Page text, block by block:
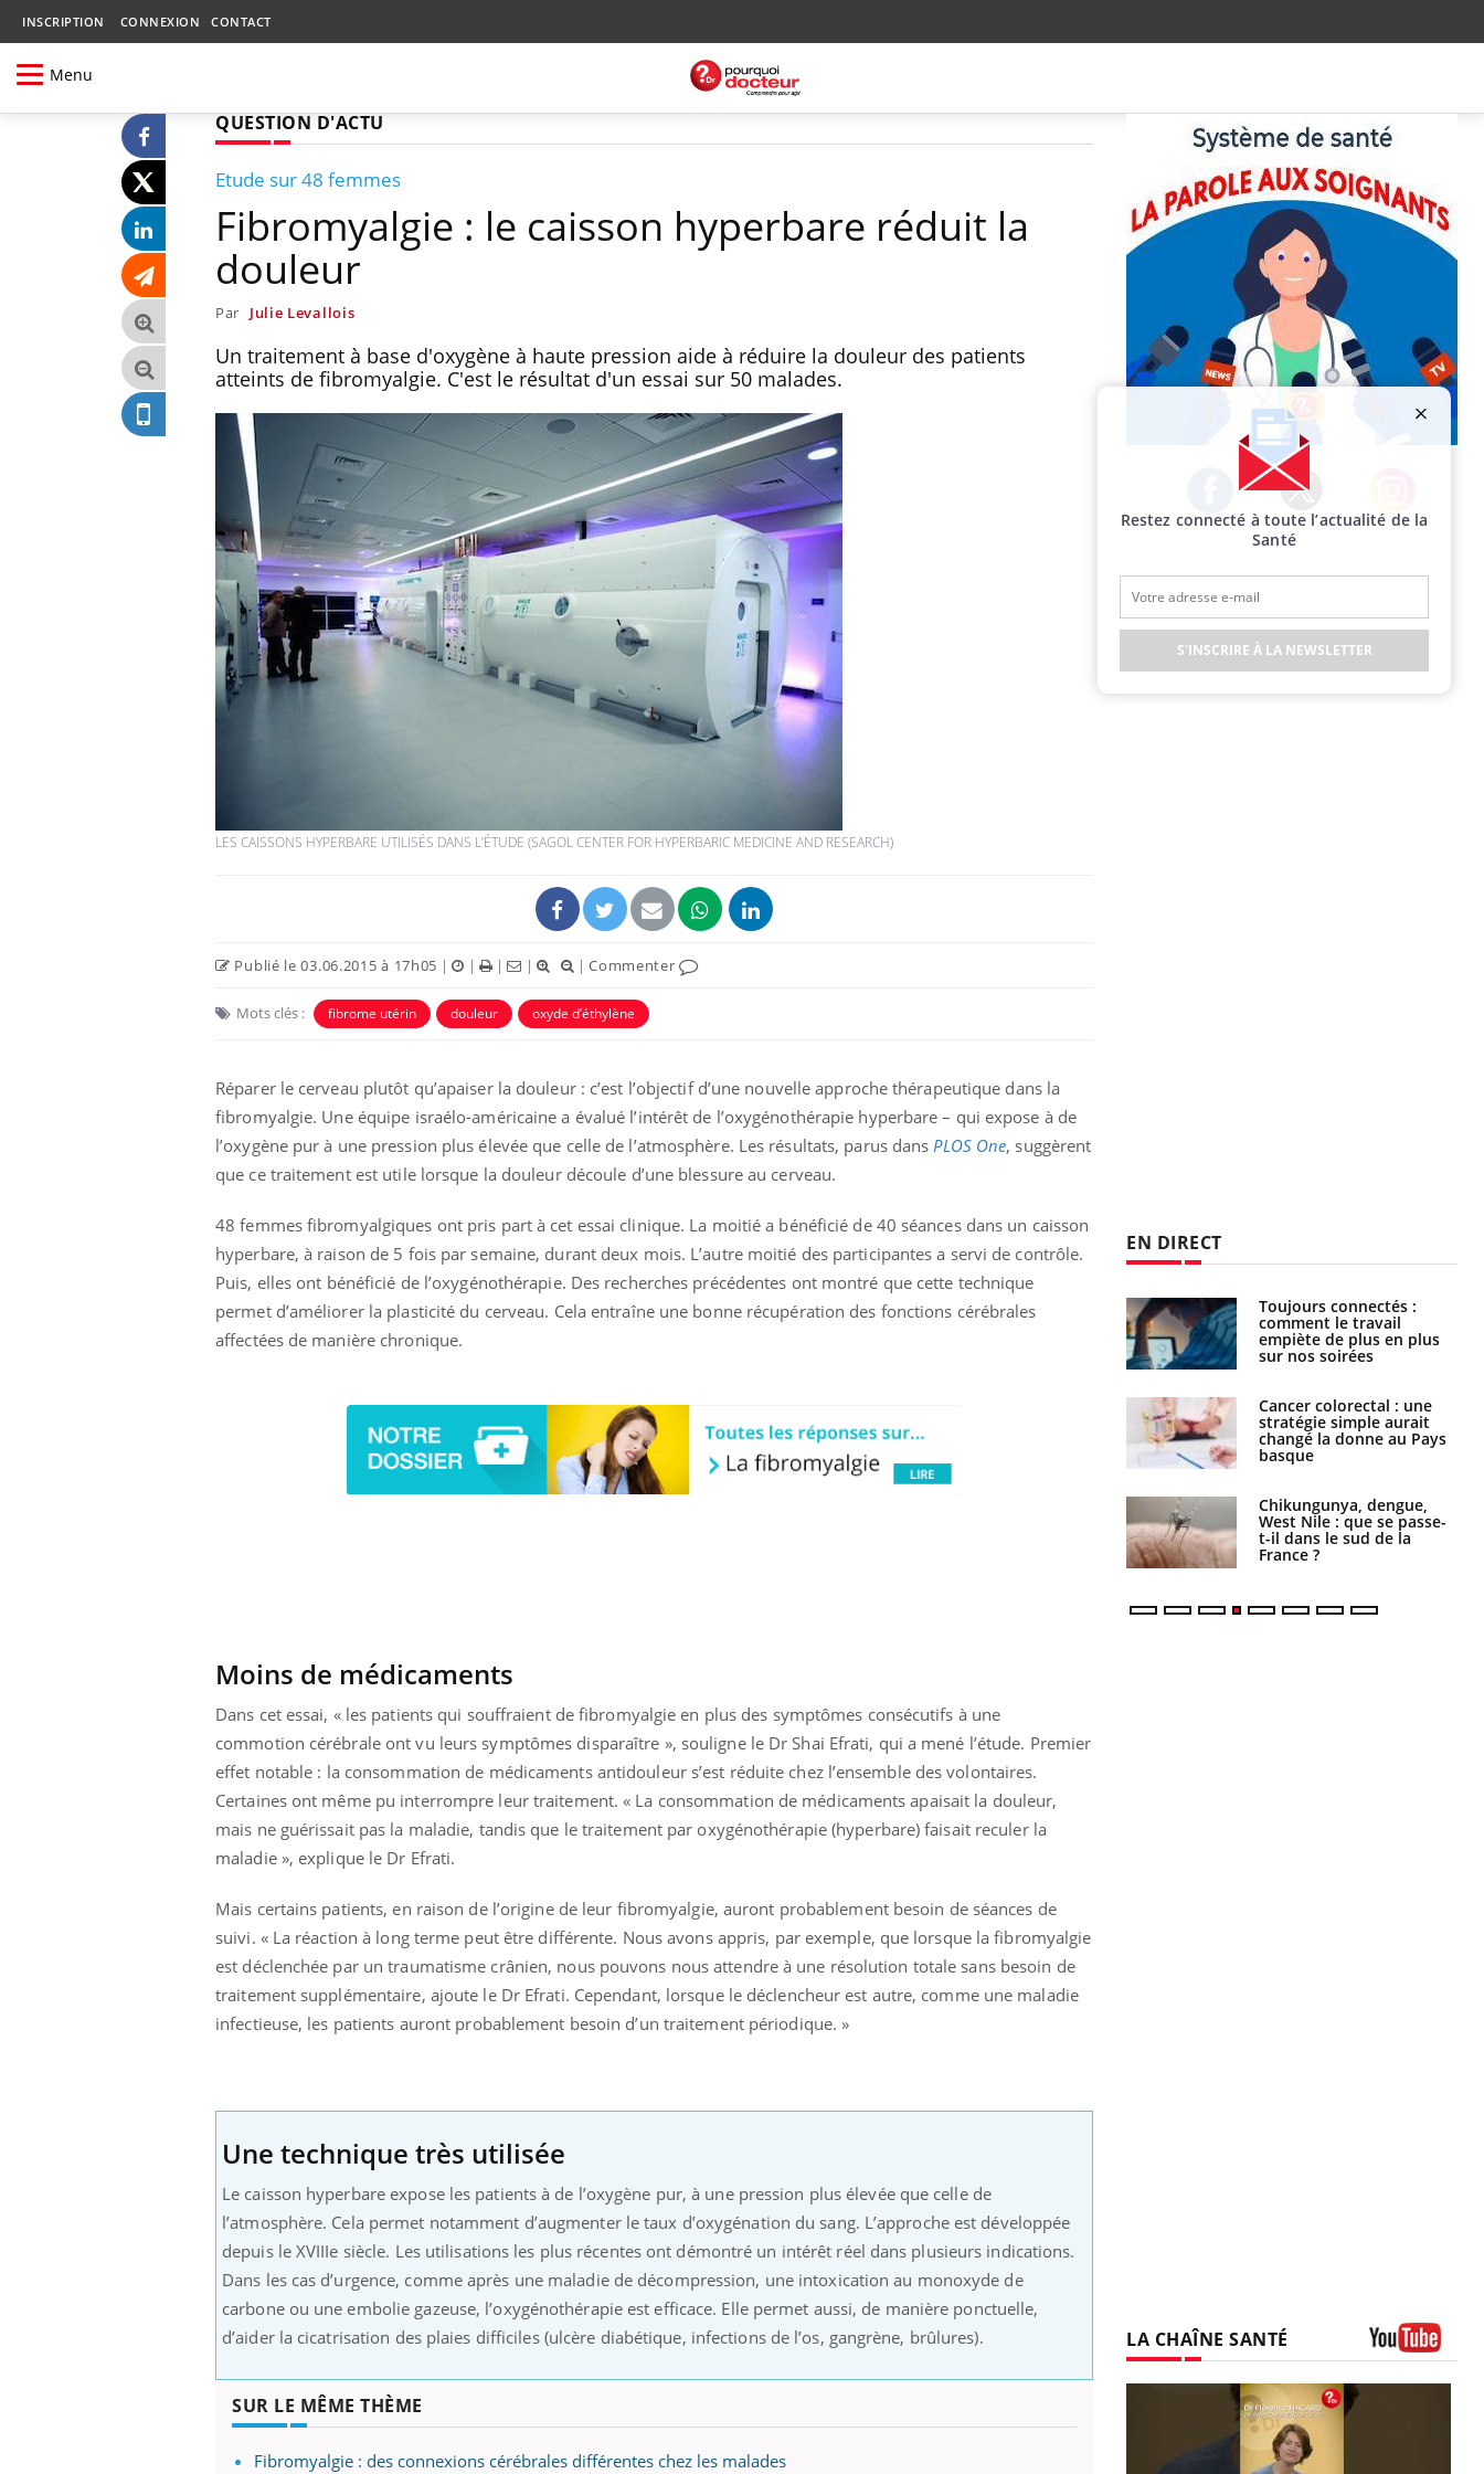
INSCRIPTION CONNEXION CONTACT
Menu
QUESTION D'ACTU
Etude sur 48 femmes
Fibromyalgie : le caisson hyperbare réduit la
douleur
Par Julie Levallois
Un traitement à base d'oxygène à haute pression aide à réduire la douleur des patients
atteints de fibromyalgie. C'est le résultat d'un essai sur 50 malades.
LES CAISSONS HYPERBARE UTILISÉS DANS L’ÉTUDE (SAGOL CENTER FOR HYPERBARIC MEDICINE AND RESEARCH)
Publié le 03.06.2015 à 17h05 | | | | |Commenter
Mots clés : fibrome utérin douleur oxyde d’éthylène
Réparer le cerveau plutôt qu’apaiser la douleur : c’est l’objectif d’une nouvelle approche thérapeutique dans la
fibromyalgie. Une équipe israélo-américaine a évalué l’intérêt de l’oxygénothérapie hyperbare – qui expose à de
l’oxygène pur à une pression plus élevée que celle de l’atmosphère. Les résultats, parus dans PLOS One, suggèrent
que ce traitement est utile lorsque la douleur découle d’une blessure au cerveau.
48 femmes fibromyalgiques ont pris part à cet essai clinique. La moitié a bénéficié de 40 séances dans un caisson
hyperbare, à raison de 5 fois par semaine, durant deux mois. L’autre moitié des participantes a servi de contrôle.
Puis, elles ont bénéficié de l’oxygénothérapie. Des recherches précédentes ont montré que cette technique
permet d’améliorer la plasticité du cerveau. Cela entraîne une bonne récupération des fonctions cérébrales
affectées de manière chronique.
Moins de médicaments
Dans cet essai, « les patients qui souffraient de fibromyalgie en plus des symptômes consécutifs à une
commotion cérébrale ont vu leurs symptômes disparaître », souligne le Dr Shai Efrati, qui a mené l’étude. Premier
effet notable : la consommation de médicaments antidouleur s’est réduite chez l’ensemble des volontaires.
Certaines ont même pu interrompre leur traitement. « La consommation de médicaments apaisait la douleur,
mais ne guérissait pas la maladie, tandis que le traitement par oxygénothérapie (hyperbare) faisait reculer la
maladie », explique le Dr Efrati.
Mais certains patients, en raison de l’origine de leur fibromyalgie, auront probablement besoin de séances de
suivi. « La réaction à long terme peut être différente. Nous avons appris, par exemple, que lorsque la fibromyalgie
est déclenchée par un traumatisme crânien, nous pouvons nous attendre à une résolution totale sans besoin de
traitement supplémentaire, ajoute le Dr Efrati. Cependant, lorsque le déclencheur est autre, comme une maladie
infectieuse, les patients auront probablement besoin d’un traitement périodique. »
Une technique très utilisée
Le caisson hyperbare expose les patients à de l’oxygène pur, à une pression plus élevée que celle de
l’atmosphère. Cela permet notamment d’augmenter le taux d’oxygénation du sang. L’approche est développée
depuis le XVIIIe siècle. Les utilisations les plus récentes ont démontré un intérêt réel dans plusieurs indications.
Dans les cas d’urgence, comme après une maladie de décompression, une intoxication au monoxyde de
carbone ou une embolie gazeuse, l’oxygénothérapie est efficace. Elle permet aussi, de manière ponctuelle,
d’aider la cicatrisation des plaies difficiles (ulcère diabétique, infections de l’os, gangrène, brûlures).
SUR LE MÊME THÈME
Fibromyalgie : des connexions cérébrales différentes chez les malades
Facebook Twitter Instagram
EN DIRECT
Les troubles du sommeil
modifient votre cerveau !
Mon enfant est-il trop
sensible ou simplement
très empathique ?
Syndrome métabolique :
quels sont les meilleurs
Comment éviter une otite
pendant les vacances ?
Mortalité infantile : un
rapport s’interroge sur
Toujours connectés :
comment le travail
empiète de plus en plus
sur nos soirées
Cancer colorectal : une
stratégie simple aurait
changé la donne au Pays
basque
Chikungunya, dengue,
West Nile : que se passe-
t-il dans le sud de la
France ?
LA CHAÎNE SANTÉ
Restez connecté à toute l’actualité de la
Santé
S'INSCRIRE À LA NEWSLETTER